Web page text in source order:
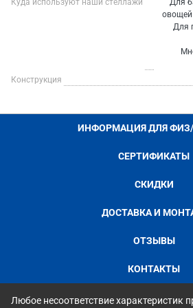
Куда используют наши стеллажи
Для
овощей
Для
Конструкция
ИНФОРМАЦИЯ ДЛЯ
СЕРТИФИКАТЫ
СКИДКИ
ДОСТАВКА И
ОТЗЫВЫ
КОНТАКТЫ
Любое несоответствие характеристик